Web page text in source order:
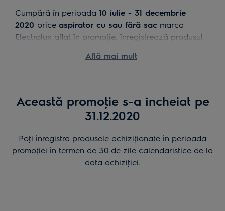
Cumpără în perioada 10 iulie - 31 decembrie
2020 orice aspirator cu sau fără sac marca
Electrolux aflat în promoţie, înregistrează produsul
achiziţiei și beneficiezi de5 ani garanţie*
comercială de 3 ani.
Află mai mult
Această promoţie s-a încheiat pe
31.12.2020
Poţi înregistra produsele achiziţionate în perioada
promoţiei în termen de 30 de zile calendaristice de la
data achiziţiei.